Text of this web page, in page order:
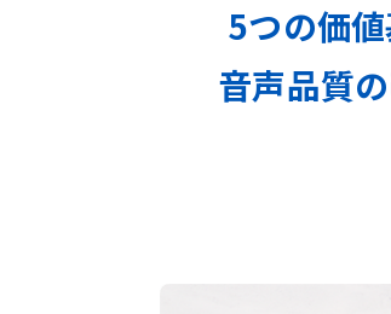
5つの価
音声品質